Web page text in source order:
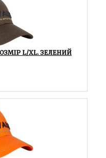
L/XL. ЗЕЛЕНИЙ